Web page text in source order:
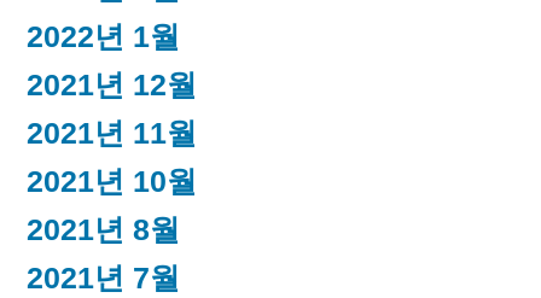
2022년 1월
2021년 12월
2021년 11월
2021년 10월
2021년 8월
2021년 7월